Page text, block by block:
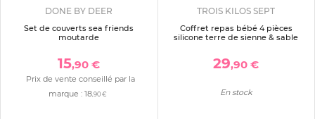
DONE BY DEER
Set de couverts sea friends
moutarde
15,90 €
Prix de vente conseillé par la
marque : 18,90 €
TROIS KILOS SEPT
Coffret repas bébé 4 pièces
silicone terre de sienne & sable
29,90 €
En stock